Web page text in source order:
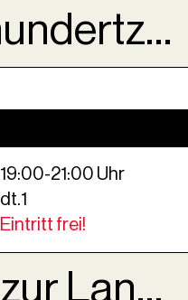
neunzehnhundertzweiundvierzig MemoRails Göttingen
19:00-21 :00 Uhr
dt.1
Eintritt frei!
GT-Forum zur Landratswahl